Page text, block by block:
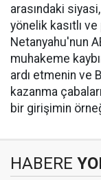
arasındaki
yönelik kasıtlı
Netanyahu'nun
muhakeme
ardı etmenin ve
kazanma
bir girişimin
HABERE